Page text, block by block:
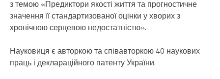
з темою «Предиктори якості життя та прогностичне
значення її стандартизованої оцінки у хворих з
хронічною серцевою недостатністю».
Науковиця є авторкою та співавторкою 40 наукових
праць і деклараційного патенту України.